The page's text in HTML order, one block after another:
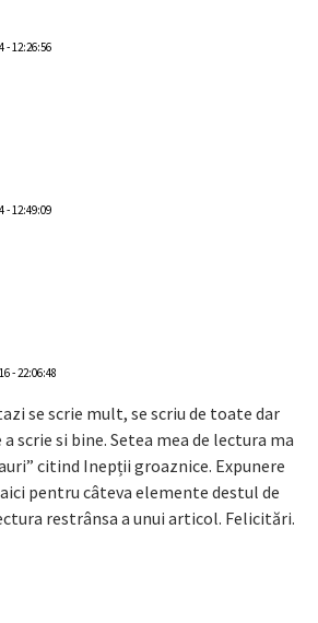
- 12:26:56
- 12:49:09
- 22:06:48
se scrie mult, se scriu de toate dar
scrie si bine. Setea mea de lectura ma
citind Inepții groaznice. Expunere
pentru câteva elemente destul de
restrânsa a unui articol. Felicitări.